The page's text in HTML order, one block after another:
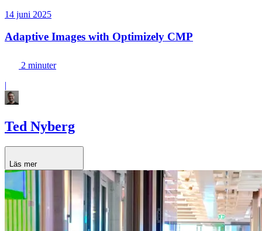
14 juni 2025
Adaptive Images with Optimizely CMP
2 minuter
|
Ted Nyberg
Läs mer